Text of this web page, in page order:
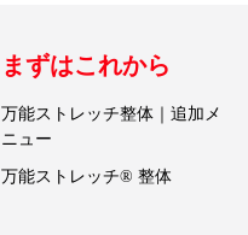
まずはこれから
万能ストレッチ整体｜追加メ
ニュー
万能ストレッチ® 整体